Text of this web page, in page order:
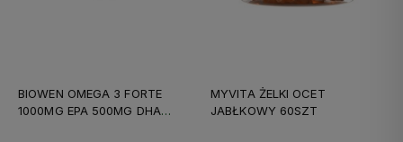
BIOWEN OMEGA 3 FORTE
1000MG EPA 500MG DHA
MYVITA ŻELKI OCET
JABŁKOWY 60SZT